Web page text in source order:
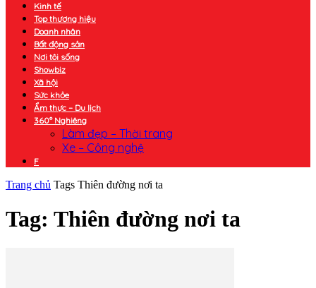
Kinh tế
Top thương hiệu
Doanh nhân
Bất động sản
Nơi tôi sống
Showbiz
Xã hội
Sức khỏe
Ẩm thực – Du lịch
360° Nghiêng
Làm đẹp – Thời trang
Xe – Công nghệ
F
Trang chủ Tags Thiên đường nơi ta
Tag: Thiên đường nơi ta